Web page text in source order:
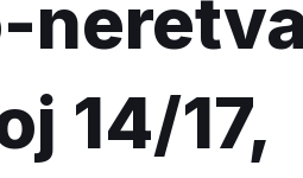
14/17,